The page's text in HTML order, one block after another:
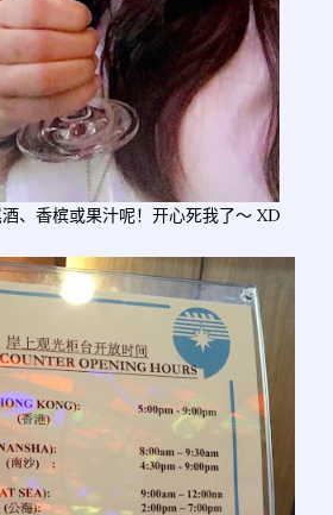
、香槟或果汁呢！开心死我了～ XD